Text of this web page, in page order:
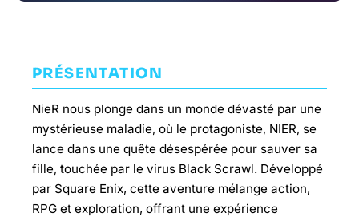
PRÉSENTATION
NieR nous plonge dans un monde dévasté par une
mystérieuse maladie, où le protagoniste, NIER, se
lance dans une quête désespérée pour sauver sa
fille, touchée par le virus Black Scrawl. Développé
par Square Enix, cette aventure mélange action,
RPG et exploration, offrant une expérience